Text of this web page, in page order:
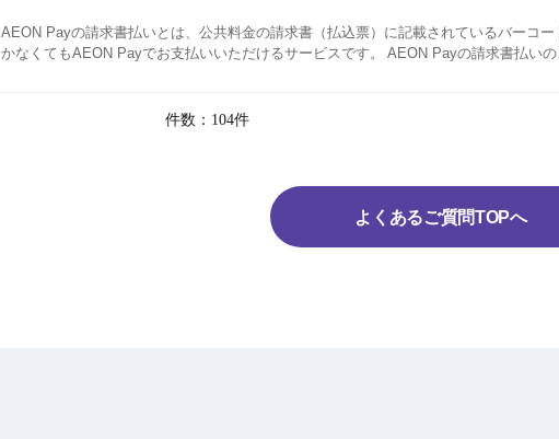
AEON Payの請求書払いとは、公共料金の請求書（払込票）に記載されているバーコ
かなくてもAEON Payでお支払いいただけるサービスです。 AEON Payの請求書払い
件数：104件
よくあるご質問TOPへ